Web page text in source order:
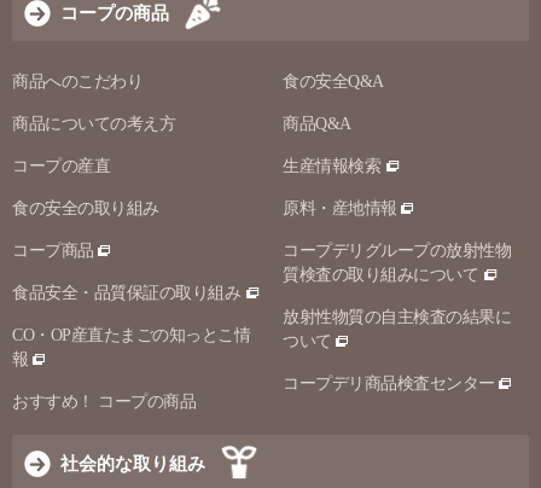
コープの商品
商品へのこだわり
商品についての考え方
コープの産直
食の安全の取り組み
コープ商品
食品安全・品質保証の取り組み
CO・OP産直たまごの知っとこ情
報
おすすめ！ コープの商品
食の安全Q&A
商品Q&A
生産情報検索
原料・産地情報
コープデリグループの放射性物
質検査の取り組みについて
放射性物質の自主検査の結果に
ついて
コープデリ商品検査センター
社会的な取り組み